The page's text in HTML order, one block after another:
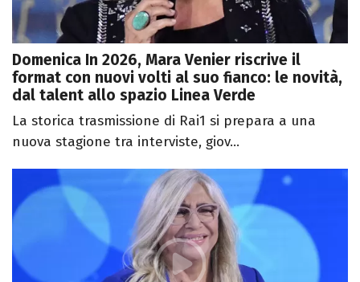
Domenica In 2026, Mara Venier riscrive il
format con nuovi volti al suo fianco: le novità,
dal talent allo spazio Linea Verde
La storica trasmissione di Rai1 si prepara a una
nuova stagione tra interviste, giov...